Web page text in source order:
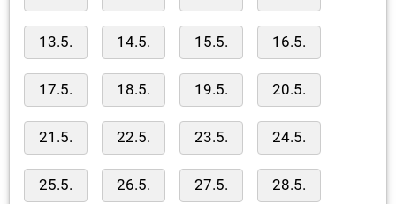
13.5. 14.5. 15.5. 16.5.
17.5. 18.5. 19.5. 20.5.
21.5. 22.5. 23.5. 24.5.
25.5. 26.5. 27.5. 28.5.